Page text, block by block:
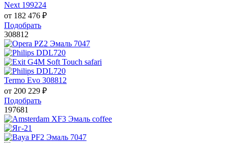
Next 199224
от 182 476 ₽
Подобрать
308812
Termo Evo 308812
от 200 229 ₽
Подобрать
197681